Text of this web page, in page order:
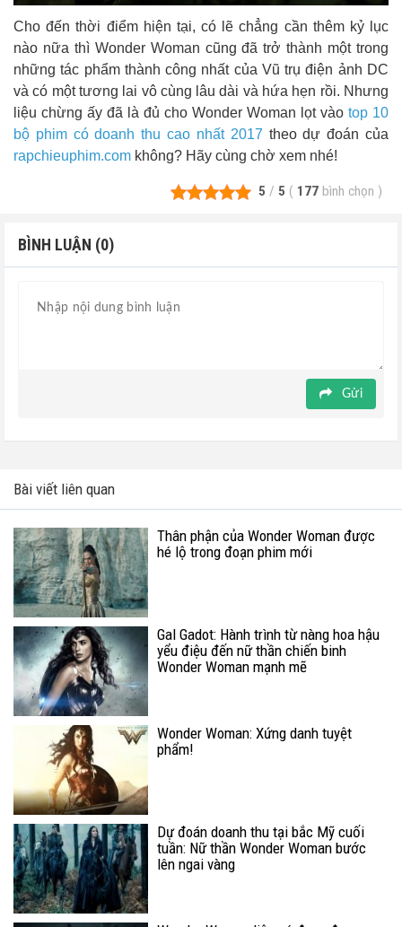
Cho đến thời điểm hiện tại, có lẽ chẳng cần thêm kỷ lục
nào nữa thì Wonder Woman cũng đã trở thành một trong
những tác phẩm thành công nhất của Vũ trụ điện ảnh DC
và có một tương lai vô cùng lâu dài và hứa hẹn rồi. Nhưng
liệu chừng ấy đã là đủ cho Wonder Woman lọt vào top 10
bộ phim có doanh thu cao nhất 2017 theo dự đoán của
rapchieuphim.com không? Hãy cùng chờ xem nhé!
5 / 5 ( 177 bình chọn )
BÌNH LUẬN (0)
Gửi
Bài viết liên quan
Thân phận của Wonder Woman được
hé lộ trong đoạn phim mới
Gal Gadot: Hành trình từ nàng hoa hậu
yểu điệu đến nữ thần chiến binh
Wonder Woman mạnh mẽ
Wonder Woman: Xứng danh tuyệt
phẩm!
Dự đoán doanh thu tại bắc Mỹ cuối
tuần: Nữ thần Wonder Woman bước
lên ngai vàng